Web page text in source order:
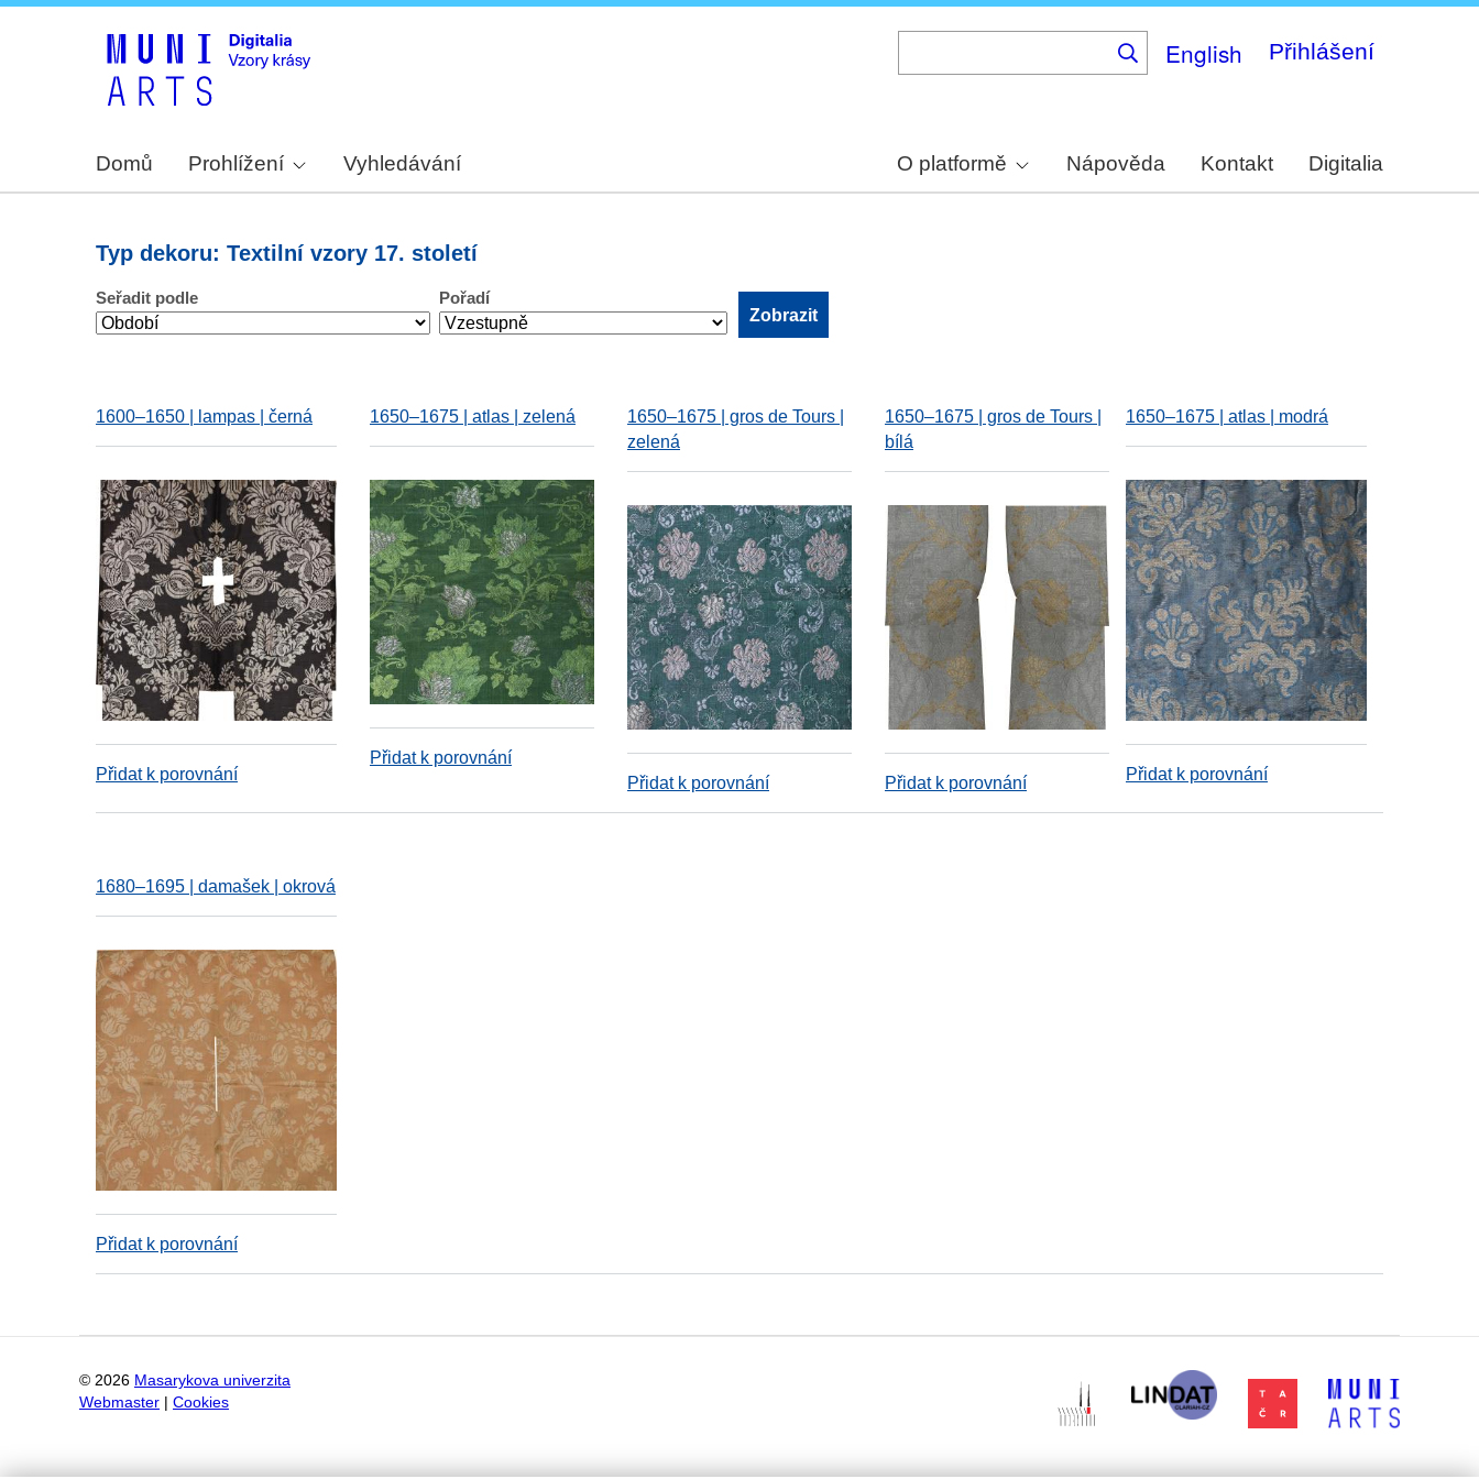
English Přihlášení
Domů Prohlížení Vyhledávání O platformě Nápověda Kontakt Digitalia
Typ dekoru: Textilní vzory 17. století
Seřadit podle Pořadí
1600–1650 | lampas | černá
Přidat k porovnání
1650–1675 | atlas | zelená
Přidat k porovnání
1650–1675 | gros de Tours |
zelená
Přidat k porovnání
1650–1675 | gros de Tours |
bílá
Přidat k porovnání
1650–1675 | atlas | modrá
Přidat k porovnání
1680–1695 | damašek | okrová
Přidat k porovnání
© 2026 Masarykova univerzita
Webmaster
Cookies